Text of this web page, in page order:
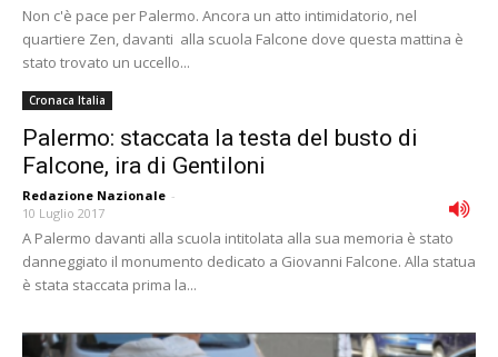
Non c'è pace per Palermo. Ancora un atto intimidatorio, nel
quartiere Zen, davanti alla scuola Falcone dove questa mattina è
stato trovato un uccello...
Cronaca Italia
Palermo: staccata la testa del busto di
Falcone, ira di Gentiloni
Redazione Nazionale -
10 Luglio 2017
A Palermo davanti alla scuola intitolata alla sua memoria è stato
danneggiato il monumento dedicato a Giovanni Falcone. Alla statua
è stata staccata prima la...